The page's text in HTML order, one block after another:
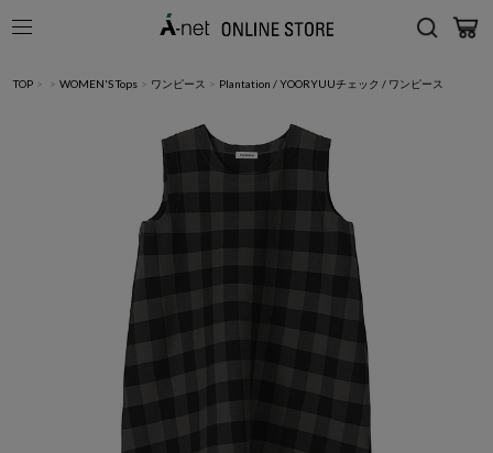
TOP > > WOMEN'S Tops > ワンピース > Plantation / YOORYUUチェック / ワンピース